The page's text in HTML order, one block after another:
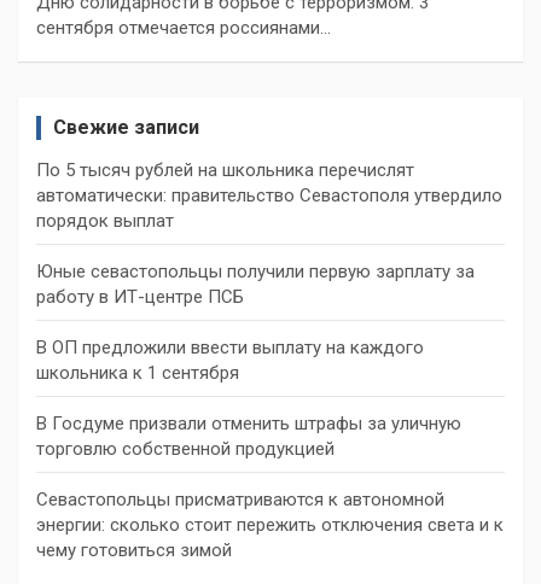
сентября отмечается россиянами…
Свежие записи
По 5 тысяч рублей на школьника перечислят
автоматически: правительство Севастополя утвердило
порядок выплат
Юные севастопольцы получили первую зарплату за
работу в ИТ-центре ПСБ
В ОП предложили ввести выплату на каждого
школьника к 1 сентября
В Госдуме призвали отменить штрафы за уличную
торговлю собственной продукцией
Севастопольцы присматриваются к автономной
энергии: сколько стоит пережить отключения света и к
чему готовиться зимой